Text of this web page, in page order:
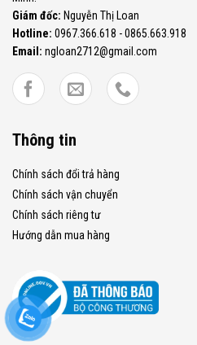
Giám đốc: Nguyễn Thị Loan
Hotline: 0967.366.618 - 0865.663.918
Email: ngloan2712@gmail.com
Thông tin
Chính sách đổi trả hàng
Chính sách vận chuyển
Chính sách riêng tư
Hướng dẫn mua hàng